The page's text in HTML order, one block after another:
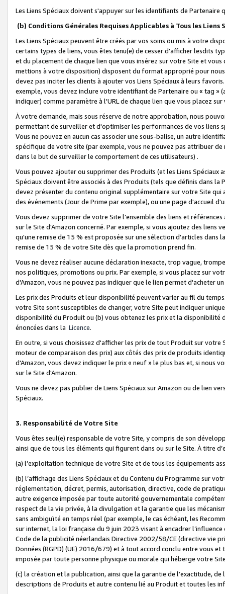
Les Liens Spéciaux doivent s'appuyer sur les identifiants de Partenaire
(b) Conditions Générales Requises Applicables à Tous les Liens
Les Liens Spéciaux peuvent être créés par vos soins ou mis à votre
certains types de liens, vous êtes tenu(e) de cesser d'afficher lesdits
et du placement de chaque lien que vous insérez sur votre Site et
mettions à votre disposition) disposent du format approprié pour
devez pas inciter les clients à ajouter vos Liens Spéciaux à leurs
exemple, vous devez inclure votre identifiant de Partenaire ou « tag
indiquer) comme paramètre à l'URL de chaque lien que vous placez
À votre demande, mais sous réserve de notre approbation, nous
permettant de surveiller et d'optimiser les performances de vos liens
Vous ne pouvez en aucun cas associer une sous-balise, un autre
spécifique de votre site (par exemple, vous ne pouvez pas attribuer
dans le but de surveiller le comportement de ces utilisateurs) .
Vous pouvez ajouter ou supprimer des Produits (et les Liens
Spéciaux doivent être associés à des Produits (tels que définis dans
devez présenter du contenu original supplémentaire sur votre Site qui
des événements (Jour de Prime par exemple), ou une page d'accueil
Vous devez supprimer de votre Site l’ensemble des liens et
sur le Site d'Amazon concerné. Par exemple, si vous ajoutez des
qu'une remise de 15 % est proposée sur une sélection d'articles
remise de 15 % de votre Site dès que la promotion prend fin.
Vous ne devez réaliser aucune déclaration inexacte, trop vague,
nos politiques, promotions ou prix. Par exemple, si vous placez sur
d'Amazon, vous ne pouvez pas indiquer que le lien permet d'acheter
Les prix des Produits et leur disponibilité peuvent varier au fil du
votre Site sont susceptibles de changer, votre Site peut indiquer
disponibilité du Produit ou (b) vous obtenez les prix et la disponibilité
énoncées dans la Licence.
En outre, si vous choisissez d'afficher les prix de tout Produit sur
moteur de comparaison des prix) aux côtés des prix de produits
d'Amazon, vous devez indiquer le prix « neuf » le plus bas et, si nous
sur le Site d'Amazon.
Vous ne devez pas publier de Liens Spéciaux sur Amazon ou de lien
Spéciaux.
3. Responsabilité de Votre Site
Vous êtes seul(e) responsable de votre Site, y compris de son
ainsi que de tous les éléments qui figurent dans ou sur le Site. À titre
(a) l’exploitation technique de votre Site et de tous les équipements
(b) l’affichage des Liens Spéciaux et du Contenu du Programme sur
réglementation, décret, permis, autorisation, directive, code de
autre exigence imposée par toute autorité gouvernementale
respect de la vie privée, à la divulgation et la garantie que les
sans ambiguïté en temps réel (par exemple, le cas échéant, les
sur internet, la loi française du 9 juin 2023 visant à encadrer
Code de la publicité néerlandais Directive 2002/58/CE (directive vie
Données (RGPD) (UE) 2016/679) et à tout accord conclu entre vous
imposée par toute personne physique ou morale qui héberge votre
(c) la création et la publication, ainsi que la garantie de l’exactitude,
descriptions de Produits et autre contenu lié au Produit et toutes les